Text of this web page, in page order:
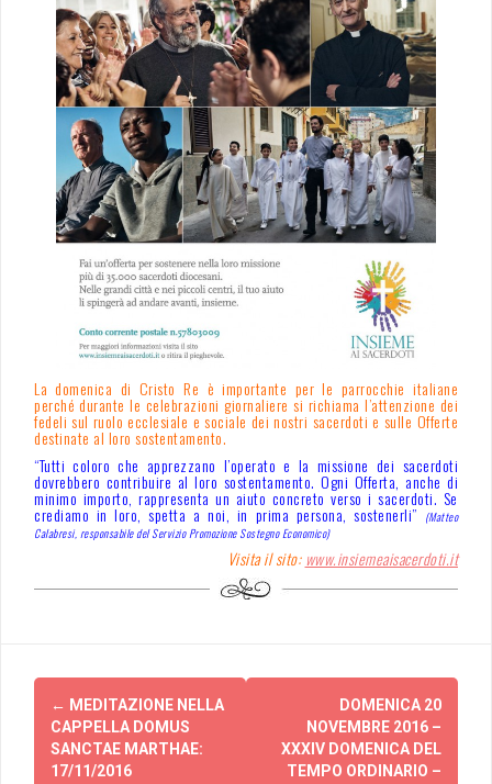
La domenica di Cristo Re è importante per le parrocchie italiane
perché durante le celebrazioni giornaliere si richiama l’attenzione dei
fedeli sul ruolo ecclesiale e sociale dei nostri sacerdoti e sulle Offerte
destinate al loro sostentamento.
“Tutti coloro che apprezzano l’operato e la missione dei sacerdoti
dovrebbero contribuire al loro sostentamento. Ogni Offerta, anche di
minimo importo, rappresenta un aiuto concreto verso i sacerdoti. Se
crediamo in loro, spetta a noi, in prima persona, sostenerli” (Matteo
Calabresi, responsabile del Servizio Promozione Sostegno Economico)
Visita il sito: www.insiemeaisacerdoti.it
Post
navigation
← MEDITAZIONE NELLA
CAPPELLA DOMUS
SANCTAE MARTHAE:
17/11/2016
DOMENICA 20
NOVEMBRE 2016 –
XXXIV DOMENICA DEL
TEMPO ORDINARIO –